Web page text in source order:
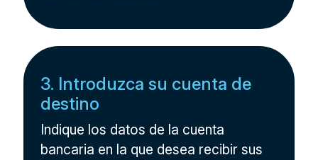
3. Introduzca su cuenta de
destino
Indique los datos de la cuenta
bancaria en la que desea recibir sus